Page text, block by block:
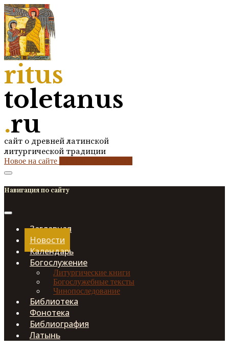
ritus
toletanus
.ru
сайт о древней латинской
литургической традиции
Новое на сайте
Навигация по сайту
Заглавная
Новости
Календарь
Богослужение
Литургические книги
Богослужебные тексты
Чинопоследование
Библиотека
Фонотека
Библиография
Латынь